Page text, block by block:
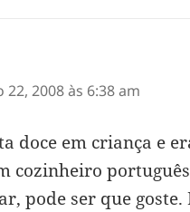
2008 às 6:38 am
doce em criança e
cozinheiro
pode ser que goste.